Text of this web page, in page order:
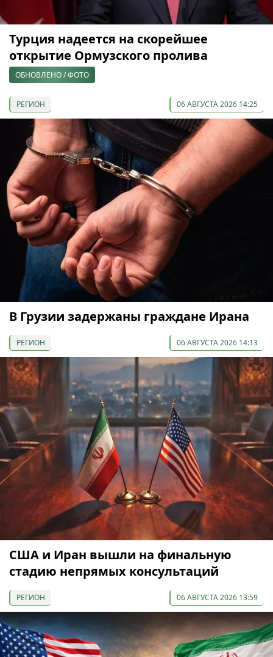
Турция надеется на скорейшее
открытие Ормузского пролива
ОБНОВЛЕНО / ФОТО
РЕГИОН 06 АВГУСТА 2026 14:25
В Грузии задержаны граждане Ирана
РЕГИОН 06 АВГУСТА 2026 14:13
США и Иран вышли на финальную
стадию непрямых консультаций
РЕГИОН 06 АВГУСТА 2026 13:59